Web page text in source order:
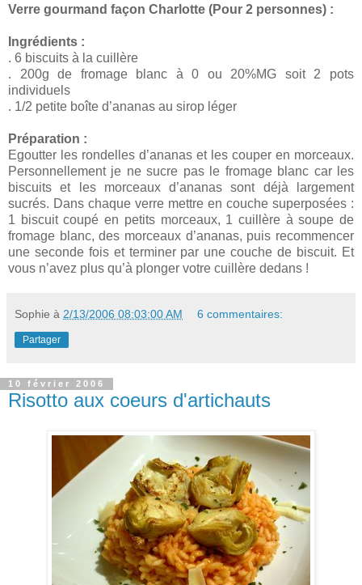
Verre gourmand façon Charlotte (Pour 2 personnes) :
Ingrédients :
. 6 biscuits à la cuillère
. 200g de fromage blanc à 0 ou 20%MG soit 2 pots
individuels
. 1/2 petite boîte d’ananas au sirop léger
Préparation :
Egoutter les rondelles d’ananas et les couper en morceaux.
Personnellement je ne sucre pas le fromage blanc car les
biscuits et les morceaux d’ananas sont déjà largement
sucrés. Dans chaque verre mettre en couche superposées :
1 biscuit coupé en petits morceaux, 1 cuillère à soupe de
fromage blanc, des morceaux d’ananas, puis recommencer
une seconde fois et terminer par une couche de biscuit. Et
vous n’avez plus qu’à plonger votre cuillère dedans !
Sophie à 2/13/2006 08:03:00 AM 6 commentaires:
Partager
10 février 2006
Risotto aux coeurs d'artichauts